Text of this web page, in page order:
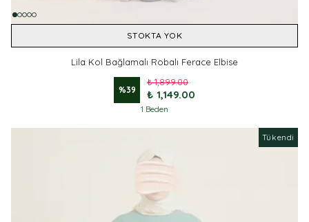
STOKTA YOK
Lila Kol Bağlamalı Robalı Ferace Elbise
%39
₺ 1,899.00
₺ 1,149.00
1 Beden
Tükendi